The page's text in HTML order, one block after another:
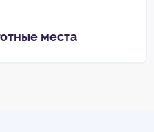
места